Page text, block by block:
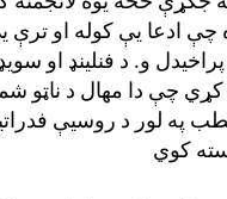
چې ادعا یې کوله او ترې
پراخیدل و. د فنلینډ او
کړي چې دا مهال د ناټو
په لور د روسیې فدرا